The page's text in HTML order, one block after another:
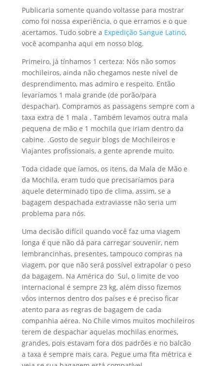
Publicaria somente quando voltasse para mostrar
como foi nossa experiência, o que erramos e o que
acertamos. Tudo sobre a Expedição Sangue Latino,
você acompanha aqui em nosso blog.
Primeiro, já tínhamos 1 certeza: Nós não somos
mochileiros, ainda não chegamos neste nível de
desprendimento, mas admiro e respeito. Então
levaríamos 1 mala grande (de porão/para
despachar). Compramos as passagens sempre com a
taxa extra de 1 mala . Também levamos outra mala
pequena de mão e 1 mochila que iriam dentro da
cabine. .Gosto de seguir blogs de Mochileiros e
Viajantes profissionais, a gente aprende muito.
Toda cidade que íamos, os itens, da Mala de Mão e
da Mochila, eram tudo que precisaríamos para
aquele determinado tipo de clima, assim, se a
bagagem despachada extraviasse não seria um
problema para nós.
Uma decisão difícil quando você faz uma viagem
longa é que não dá para carregar souvenir, nem
lembrancinhas, presentes, tampouco compras na
viagem, por que não será possível extrapolar o peso
da bagagem. Na América do Sul, o limite de voo
internacional é sempre 23 kg, além disso fizemos
vôos internos dentro dos países e é preciso ficar
atento para as regras de bagagem de cada
companhia aérea. No Chile vimos muitos mochileiros
terem de despachar aquelas mochilas enormes,
grandes, pois estavam fora dos padrões e no balcão
a taxa é sempre mais cara. Pegue uma fita métrica e